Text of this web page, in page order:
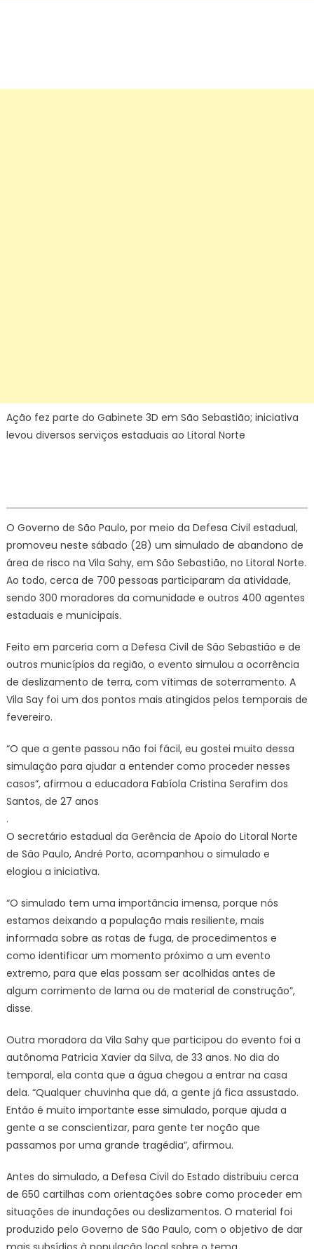
Ação fez parte do Gabinete 3D em São Sebastião; iniciativa
levou diversos serviços estaduais ao Litoral Norte
O Governo de São Paulo, por meio da Defesa Civil estadual,
promoveu neste sábado (28) um simulado de abandono de
área de risco na Vila Sahy, em São Sebastião, no Litoral Norte.
Ao todo, cerca de 700 pessoas participaram da atividade,
sendo 300 moradores da comunidade e outros 400 agentes
estaduais e municipais.
Feito em parceria com a Defesa Civil de São Sebastião e de
outros municípios da região, o evento simulou a ocorrência
de deslizamento de terra, com vítimas de soterramento. A
Vila Say foi um dos pontos mais atingidos pelos temporais de
fevereiro.
“O que a gente passou não foi fácil, eu gostei muito dessa
simulação para ajudar a entender como proceder nesses
casos”, afirmou a educadora Fabíola Cristina Serafim dos
Santos, de 27 anos
.
O secretário estadual da Gerência de Apoio do Litoral Norte
de São Paulo, André Porto, acompanhou o simulado e
elogiou a iniciativa.
“O simulado tem uma importância imensa, porque nós
estamos deixando a população mais resiliente, mais
informada sobre as rotas de fuga, de procedimentos e
como identificar um momento próximo a um evento
extremo, para que elas possam ser acolhidas antes de
algum corrimento de lama ou de material de construção”,
disse.
Outra moradora da Vila Sahy que participou do evento foi a
autônoma Patricia Xavier da Silva, de 33 anos. No dia do
temporal, ela conta que a água chegou a entrar na casa
dela. “Qualquer chuvinha que dá, a gente já fica assustado.
Então é muito importante esse simulado, porque ajuda a
gente a se conscientizar, para gente ter noção que
passamos por uma grande tragédia”, afirmou.
Antes do simulado, a Defesa Civil do Estado distribuiu cerca
de 650 cartilhas com orientações sobre como proceder em
situações de inundações ou deslizamentos. O material foi
produzido pelo Governo de São Paulo, com o objetivo de dar